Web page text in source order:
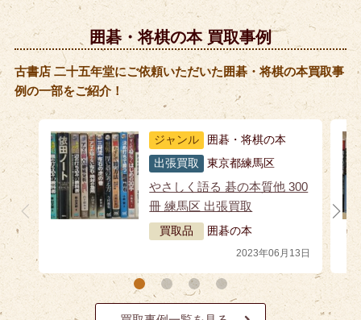
囲碁・将棋の本 買取事例
古書店 二十五年堂にご依頼いただいた囲碁・将棋の本買取事
例の一部をご紹介！
ジャンル
囲碁・将棋の本
出張買取
東京都練馬区
やさしく語る 碁の本質他 300
冊 練馬区 出張買取
買取品 囲碁の本
2023年06月13日